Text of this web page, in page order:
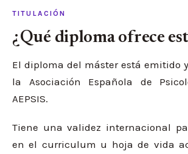
TITULACIÓN
¿Qué diploma ofrece
El diploma del máster está emitido
la Asociación Española de
AEPSIS.
Tiene una validez internacional
en el curriculum u hoja de vida